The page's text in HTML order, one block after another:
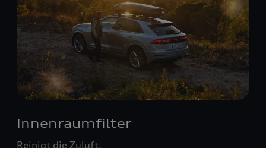
Innenraumfilter
Reinigt die Zuluft.